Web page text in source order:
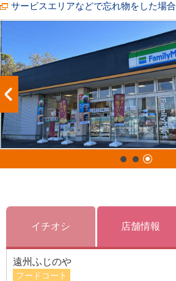
サービスエリアなどで忘れ物をした場合
イチオシ 店舗情報
遠州ふじのや
フードコート